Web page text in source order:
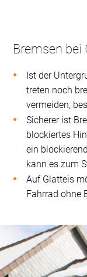
Bremsen
Ist der
treten noch
vermeiden,
Sicherer ist
blockiertes
ein
kann es zum
Auf Glatteis
Fahrrad ohne